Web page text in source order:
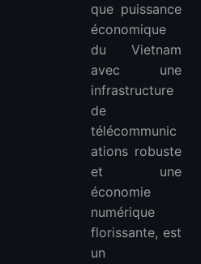
que puissance
économique
du Vietnam
avec une
infrastructure
de
télécommunic
ations robuste
et une
économie
numérique
florissante, est
un